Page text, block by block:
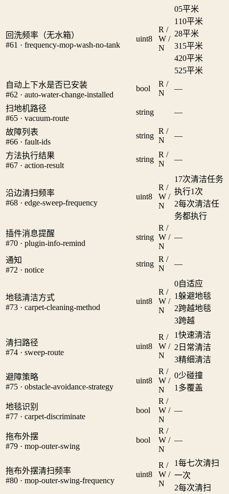
回洗频率（无水箱）
#61 · frequency-mop-wash-no-tank
uint8
R /
W /
N
05平米
1 10平米
28平米
315平米
420平米
525平米
自动上下水是否已安装
#62 · auto-water-change-installed
bool
R /
N
—
扫地机路径
#65 · vacuum-route
string —
故障列表
#66 · fault-ids
string
R /
N
—
方法执行结果
#67 · action-result
string
R /
N
—
沿边清扫频率
#68 · edge-sweep-frequency
uint8
R /
W /
N
1 7次清洁任务
执行1次
2每次清洁任
务都执行
插件消息提醒
#70 · plugin-info-remind
string
R /
W /
N
—
通知
#72 · notice
string
R /
N
—
地毯清洁方式
#73 · carpet-cleaning-method
uint8
R /
W /
N
0自适应
1躲避地毯
2跨越地毯
3跨越
清扫路径
#74 · sweep-route
uint8
R /
W /
N
1快速清洁
2 日常清洁
3精细清洁
避障策略
#75 · obstacle-avoidance-strategy
uint8
R /
W /
N
0少碰撞
1 多覆盖
地毯识别
#77 · carpet-discriminate
bool
R /
W /
N
—
拖布外摆
#79 · mop-outer-swing
bool
R /
W /
N
—
拖布外摆清扫频率
#80 · mop-outer-swing-frequency
uint8
R /
W /
N
1每七次清扫
一次
2每次清扫